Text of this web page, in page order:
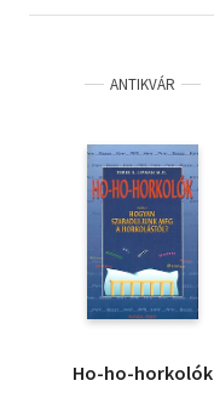
ANTIKVÁR
Ho-ho-horkolók